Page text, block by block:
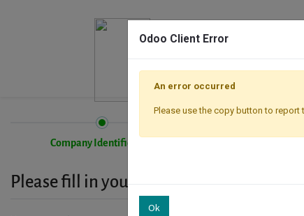
Company Identification
Please fill in your company details
Odoo Client Error
An error occurred
Please use the copy button to report
Ok